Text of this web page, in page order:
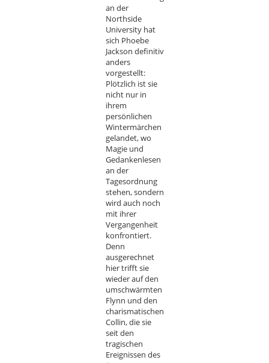
an der
Northside
University hat
sich Phoebe
Jackson definitiv
anders
vorgestellt:
Plötzlich ist sie
nicht nur in
ihrem
persönlichen
Wintermärchen
gelandet, wo
Magie und
Gedankenlesen
an der
Tagesordnung
stehen, sondern
wird auch noch
mit ihrer
Vergangenheit
konfrontiert.
Denn
ausgerechnet
hier trifft sie
wieder auf den
umschwärmten
Flynn und den
charismatischen
Collin, die sie
seit den
tragischen
Ereignissen des